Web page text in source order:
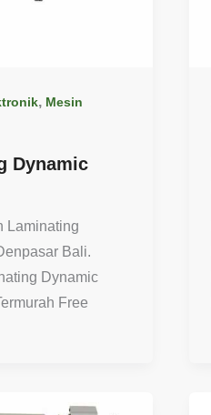
, Mesin
Dynamic
Laminating
Bali.
Dynamic
Free